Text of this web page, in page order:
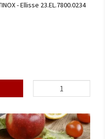
- Ellisse 23.EL.7800.0234